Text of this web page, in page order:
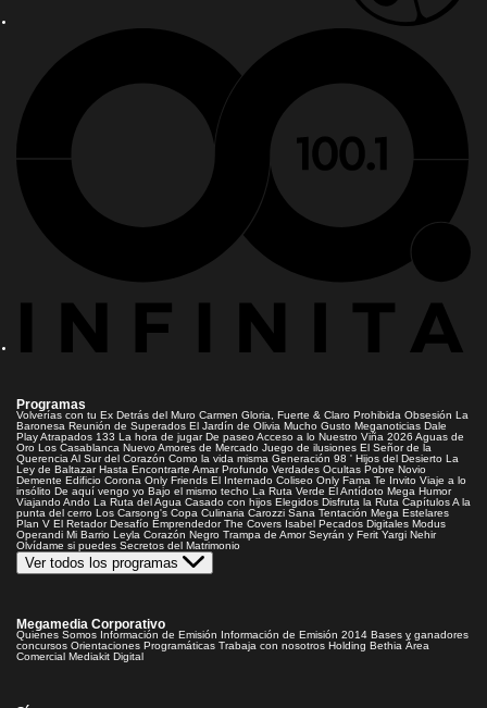
Programas
Volverías con tu Ex Detrás del Muro Carmen Gloria, Fuerte & Claro Prohibida Obsesión La
Baronesa Reunión de Superados El Jardín de Olivia Mucho Gusto Meganoticias Dale
PlayAtrapados 133 La hora de jugar De paseoAcceso a lo Nuestro Viña 2026 Aguas de
Oro Los Casablanca Nuevo Amores de Mercado Juego de ilusiones El Señor de la
Querencia Al Sur del Corazón Como la vida misma Generación 98 ' Hijos del Desierto La
Ley de Baltazar Hasta Encontrarte Amar Profundo Verdades Ocultas Pobre Novio
Demente Edificio Corona Only Friends El Internado Coliseo Only Fama Te Invito Viaje a lo
insólito De aquí vengo yo Bajo el mismo techo La Ruta Verde El Antídoto Mega Humor
Viajando Ando La Ruta del Agua Casado con hijos Elegidos Disfruta la Ruta CapítulosA la
punta del cerro Los Carsong's Copa Culinaria Carozzi Sana Tentación Mega Estelares
Plan V El Retador Desafío Emprendedor The Covers Isabel Pecados Digitales Modus
Operandi Mi Barrio Leyla Corazón Negro Trampa de Amor Seyrán y Ferit Yargi Nehir
Olvídame si puedes Secretos del Matrimonio
Ver todos los programas
Megamedia Corporativo
Quienes Somos Información de Emisión Información de Emisión 2014 Bases y ganadores
concursos Orientaciones Programáticas Trabaja con nosotros Holding Bethia Área
Comercial Mediakit Digital